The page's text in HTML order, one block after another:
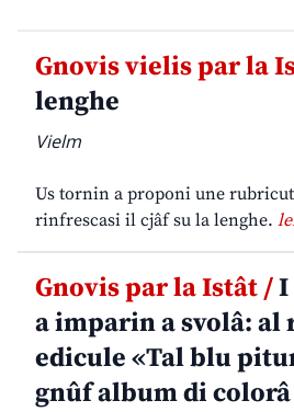
Gnovis vielis par la
lenghe
Vielm
Us tornin a proponi une
rinfrescasi il cjâf su la lenghe.
Gnovis par la Istât /I
a imparin a svolâ: al
edicule «Tal blu
gnûf album di colorâ